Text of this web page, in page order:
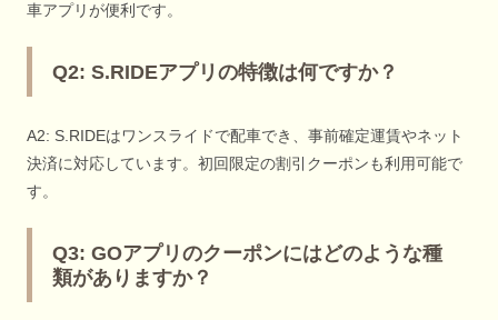
車アプリが便利です。
Q2: S.RIDEアプリの特徴は何ですか？
A2: S.RIDEはワンスライドで配車でき、事前確定運賃やネット
決済に対応しています。初回限定の割引クーポンも利用可能で
す。
Q3: GOアプリのクーポンにはどのような種
類がありますか？